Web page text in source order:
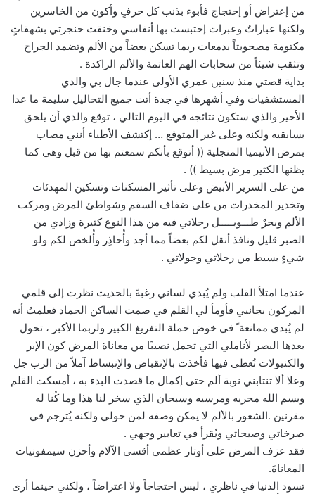
من إعتراض أو إحتجاج فأبوء بذنب كل حرفٍ وأكون من الخاسرين
ولكنها عباراتٌ وعبرات إحتبست بها أنفاسي وخنقت حنجرتي بشهقاتٍ
مكتومة مصحوبتاً بدمعات ربما تسكن بعضاً من الألم وتضمد الجراح
وتثقب شيئاً من سحابات الهم العاتمة والألم الراكدة .
بداية قصتي منذ سنين عمري الأولى عندما جال بي والدي
المستشفيات وفي أشهرها في جدة أتت جميع التحاليل سليمة ما عدا
الأخير والذي ستكون نتائجه في اليوم التالي ، توقع والدي أن يلحق
بسابقيه ولكنه وعلى غير المتوقع … إكتشف الأطباء أنني مصاب
بمرض الأنيميا المنجلية (( أتوقع بأنكم سمعتم بها من قبل وهي كما
يظنها الكثير مرض بسيط )) .
من على السرير الأبيض وعلى تأثير المسكنات وتسكين المهدئات
وتخدير المخدرات من على ضفاف السقم وشواطئ المرض ومركب
الألم وبحرٌ طـــويـــــل رحلاتي فيه من هذا النوع كثيرة وزادي من
الصبر قليل ونافذ أنقل لكم بعضاً مما أجد وأُحاذِر وأُلخص لكم ولو
شيءٍ بسيط من رحلاتي وجولاتي .
عندما امتلأ القلب ولم يُبدي لساني رغبةً بالحديث نظرت إلى قلمي
المركون بجانبي فأومأ لي القلم في صمت الساكن الجماد فعلمتُ أنه
لم يُبدي ممانعة ً في خوض حملة التفريغ الكبير ولربما الأكبر ، تحول
بعدها البصر لأناملي التي تحمل نصيبًا من معاناة المرض كون الإبر
والكنيولات تُعطى فيها فأخذت بالإنقباض والإنبساط آملاً من الرب جل
وعلا ألا تنتابني نوبة ألم حتى إكمال ما قصدت البدء به ، أمسكت القلم
وبسم الله مجريه ومرسيه وسبحان الذي سخر لنا هذا وما كُنا له
مقرنين .الشعور بالألم لا يمكن وصفه لمن حولي ولكنه يُترجم في
صرخاتي وصيحاتي ويُقرأ في تعابير وجهي .
فقد عزف المرض على أوتار عظمي أقسى الآلام وأحزن سيمفونيات
المعاناةَ.
تسود الدنيا في ناظري ، ليس احتجاجاً ولا اعتراضاً ، ولكني حينما أرى